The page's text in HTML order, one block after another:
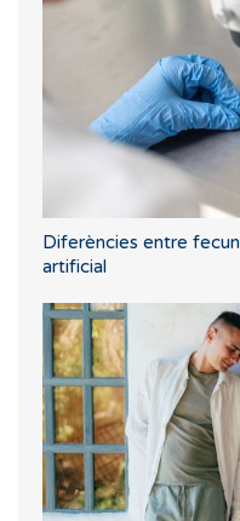
Diferències entre
artificial